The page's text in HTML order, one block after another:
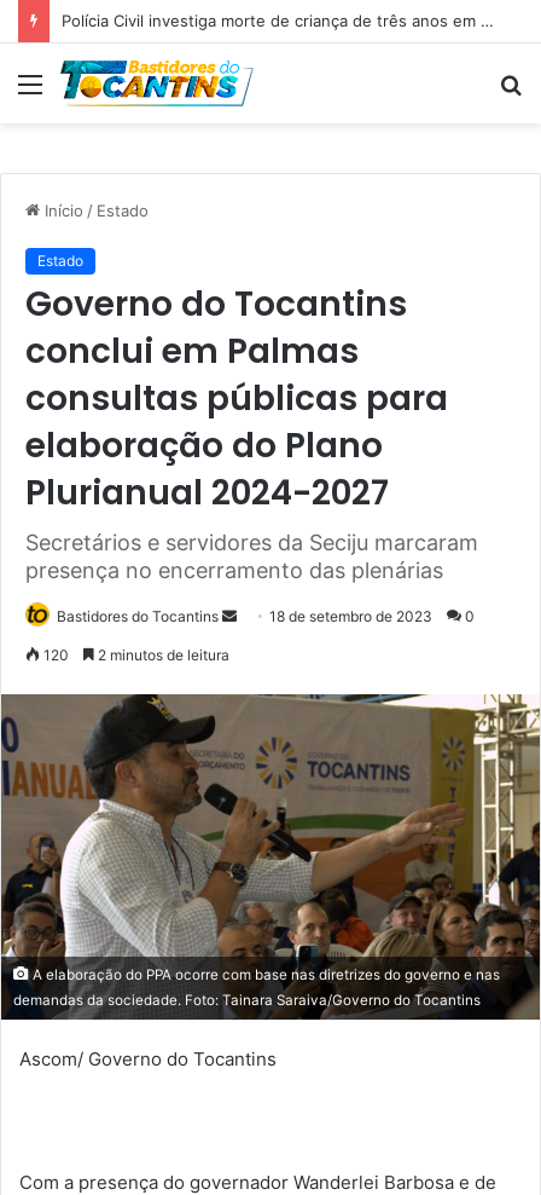
Polícia Civil investiga morte de criança de três anos em Palmas; pai é suspeito de agressão
Menu
Início / Estado
Estado
Governo do Tocantins
conclui em Palmas
consultas públicas para
elaboração do Plano
Plurianual 2024-2027
Secretários e servidores da Seciju marcaram
presença no encerramento das plenárias
Bastidores do Tocantins
u
m
a
i
18 de setembro de 2023 0
120 2 minutos de leitura
A elaboração do PPA ocorre com base nas diretrizes do governo e nas
demandas da sociedade. Foto: Tainara Saraiva/Governo do Tocantins
Ascom/ Governo do Tocantins
Com a presença do governador Wanderlei Barbosa e de